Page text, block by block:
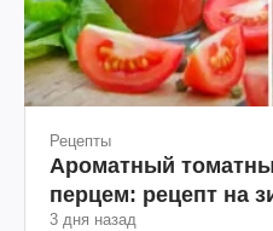
Рецепты
Ароматный
перцем: рецепт на
3 дня назад